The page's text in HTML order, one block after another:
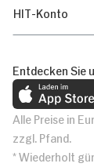
HIT-Konto
Entdecken Sie
Alle Preise in
zzgl. Pfand.
* Wiederholt